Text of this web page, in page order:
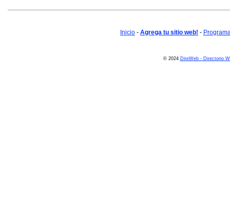
Inicio - Agrega tu sitio web! -
© 2024 DireWeb - Directorio